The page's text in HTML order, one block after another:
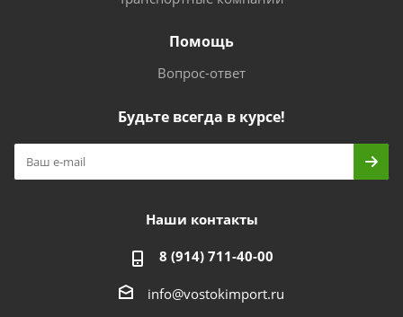
Помощь
Вопрос-ответ
Будьте всегда в курсе!
Наши контакты
8 (914) 711-40-00
info@vostokimport.ru